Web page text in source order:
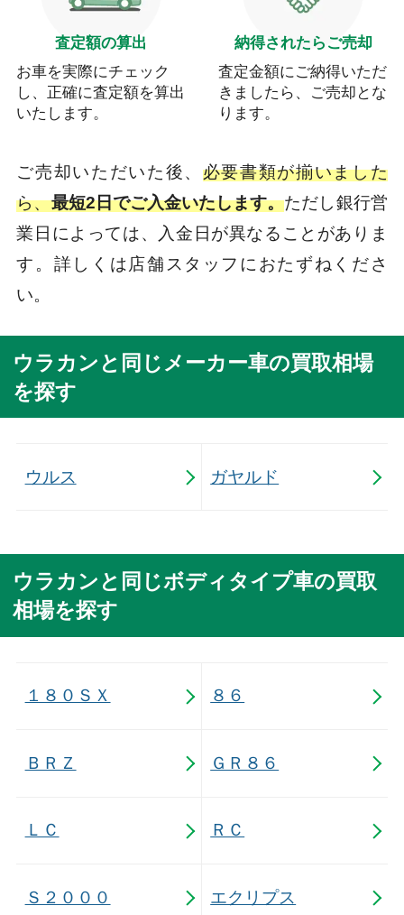
査定額の算出
お車を実際にチェック
し、正確に査定額を算出
いたします。
納得されたらご売却
査定金額にご納得いただ
きましたら、ご売却とな
ります。
ご売却いただいた後、 必要書類が揃いました
ら、最短2日でご入金いたします。ただし銀行営
業日によっては、入金日が異なることがありま
す。詳しくは店舗スタッフにおたずねくださ
い。
ウラカンと同じメーカー車の買取相場
を探す
ウルス ガヤルド
ウラカンと同じボディタイプ車の買取
相場を探す
１８０ＳＸ ８６
ＢＲＺ ＧＲ８６
ＬＣ ＲＣ
Ｓ２０００ エクリプス